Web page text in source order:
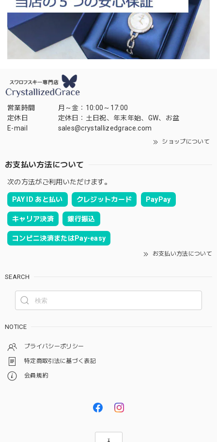
営業時間
月～金：10:00～17:00
定休日
定休日：土日祝、年末年始、GW、お盆
E-mail
sales@crystallizedgrace.com
ショップについて
お支払い方法について
次の方法がご利用いただけます。
PAY ID あと払い クレジットカード PayPay
キャリア決済 銀行振込
コンビニ決済またはPay-easy
お支払い方法について
SEARCH
NOTICE
プライバシーポリシー
特定商取引法に基づく表記
会員規約